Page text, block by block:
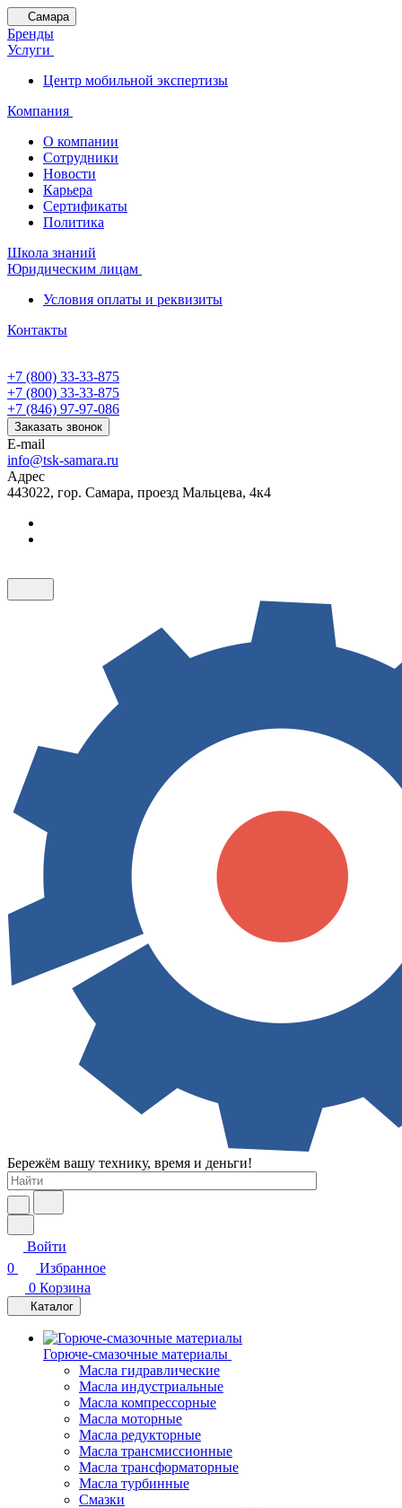
Самара
Бренды
Услуги
Центр мобильной экспертизы
Компания
О компании
Сотрудники
Новости
Карьера
Сертификаты
Политика
Школа знаний
Юридическим лицам
Условия оплаты и реквизиты
Контакты
+7 (800) 33-33-875
+7 (800) 33-33-875
+7 (846) 97-97-086
Заказать звонок
E-mail
info@tsk-samara.ru
Адрес
443022, гор. Самара, проезд Мальцева, 4к4
Бережём вашу технику, время и деньги!
Войти
0
Избранное
0 Корзина
Каталог
Горюче-смазочные материалы
Масла гидравлические
Масла индустриальные
Масла компрессорные
Масла моторные
Масла редукторные
Масла трансмиссионные
Масла трансформаторные
Масла турбинные
Смазки